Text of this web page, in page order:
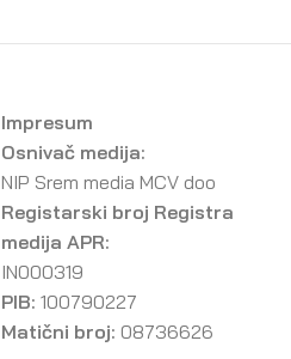
Impresum
Osnivač medija:
NIP Srem media MCV doo
Registarski broj Registra
medija APR:
IN000319
PIB: 100790227
Matični broj: 08736626